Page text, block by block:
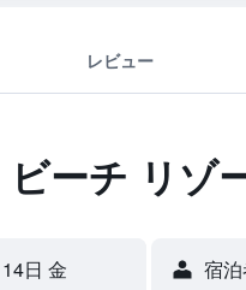
レビュー
ーチ リゾ
日 金 宿